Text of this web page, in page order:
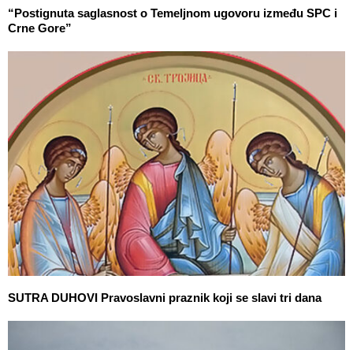
“Postignuta saglasnost o Temeljnom ugovoru između SPC i
Crne Gore”
SUTRA DUHOVI Pravoslavni praznik koji se slavi tri dana